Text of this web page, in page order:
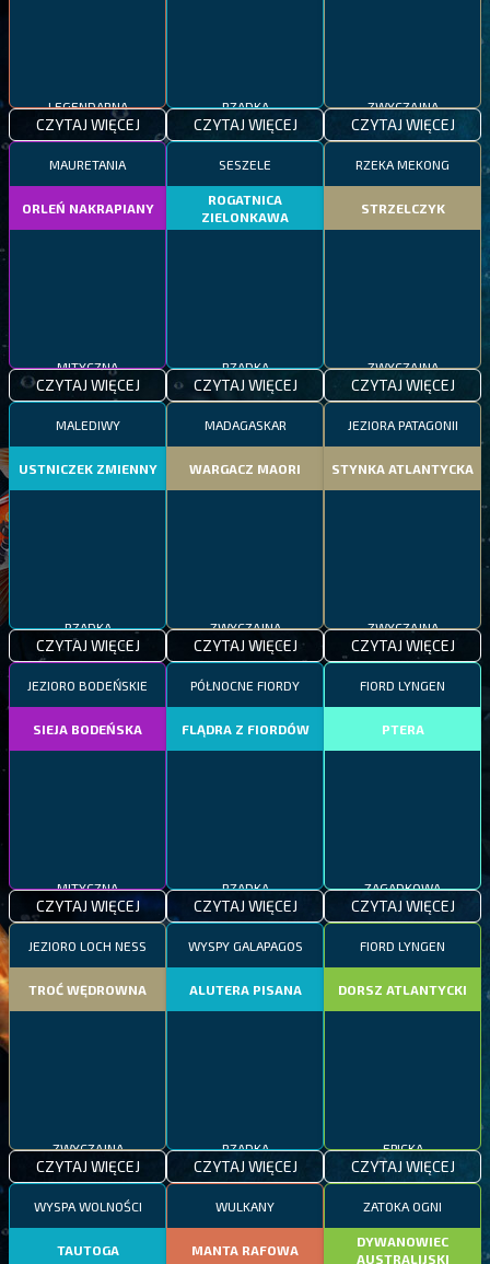
CZYTAJ WIĘCEJ CZYTAJ WIĘCEJ CZYTAJ WIĘCEJ
MAURETANIA
ORLEŃ NAKRAPIANY
CZYTAJ WIĘCEJ
SESZELE
ROGATNICA
ZIELONKAWA
CZYTAJ WIĘCEJ
RZEKA MEKONG
STRZELCZYK
CZYTAJ WIĘCEJ
MALEDIWY
USTNICZEK ZMIENNY
CZYTAJ WIĘCEJ
MADAGASKAR
WARGACZ MAORI
CZYTAJ WIĘCEJ
JEZIORA PATAGONII
STYNKA ATLANTYCKA
CZYTAJ WIĘCEJ
JEZIORO BODEŃSKIE
SIEJA BODEŃSKA
CZYTAJ WIĘCEJ
PÓŁNOCNE FIORDY
FLĄDRA Z FIORDÓW
CZYTAJ WIĘCEJ
FIORD LYNGEN
PTERA
CZYTAJ WIĘCEJ
JEZIORO LOCH NESS
TROĆ WĘDROWNA
CZYTAJ WIĘCEJ
WYSPY GALAPAGOS
ALUTERA PISANA
RZADKA
CZYTAJ WIĘCEJ
FIORD LYNGEN
DORSZ ATLANTYCKI
EPICKA
CZYTAJ WIĘCEJ
WYSPA WOLNOŚCI
TAUTOGA
WULKANY
MANTA RAFOWA
ZATOKA OGNI
DYWANOWIEC
AUSTRALIJSKI